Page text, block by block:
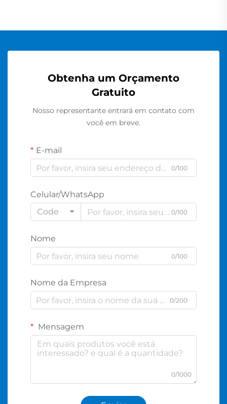
Obtenha um Orçamento
Gratuito
Nosso representante entrará em contato com
você em breve.
E-mail
0/100
Celular/WhatsApp
Code
0/100
Nome
0/100
Nome da Empresa
0/200
Mensagem
0/1000